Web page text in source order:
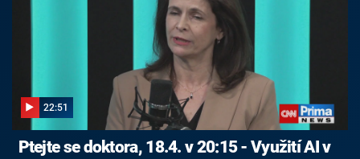
22:51
Ptejte se doktora, 18.4. v 20:15 - Využití AI v